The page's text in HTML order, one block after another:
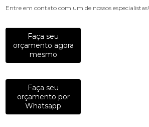
Entre em contato com um de nossos especialistas!
Faça seu
orçamento agora
mesmo
Faça seu
orçamento por
Whatsapp